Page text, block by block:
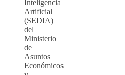
Inteligencia
Artificial
(SEDIA)
del
Ministerio
de
Asuntos
Económicos